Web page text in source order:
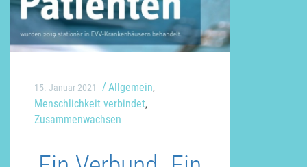
15. Januar 2021 Allgemein,
Menschlichkeit verbindet,
Zusammenwachsen